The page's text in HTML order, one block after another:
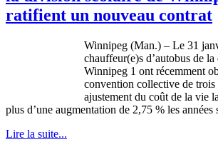
ratifient un nouveau contrat
Winnipeg (Man.) – Le 31
chauffeur(e)s d’autobus de
Winnipeg 1 ont récemment
convention collective de
ajustement du coût de la vie
plus d’une augmentation de 2,75 % les années
Lire la suite...